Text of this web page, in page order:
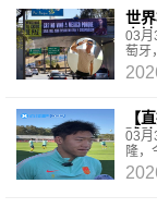
世
人
03月
萄牙
办本
【
球
03月
隆，
一场